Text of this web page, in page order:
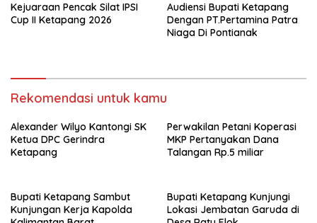
Kejuaraan Pencak Silat IPSI
Cup II Ketapang 2026
Audiensi Bupati Ketapang
Dengan PT.Pertamina Patra
Niaga Di Pontianak
Rekomendasi untuk kamu
Alexander Wilyo Kantongi SK
Ketua DPC Gerindra
Ketapang
Perwakilan Petani Koperasi
MKP Pertanyakan Dana
Talangan Rp.5 miliar
Bupati Ketapang Sambut
Kunjungan Kerja Kapolda
Bupati Ketapang Kunjungi
Lokasi Jembatan Garuda di